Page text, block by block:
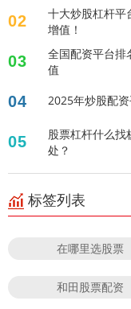
02
十大炒股杠杆平
增值！
03
全国配资平台排
值
04 2025年炒股配
05
股票杠杆什么找
处？
标签列表
在哪里选股票
和田股票配资